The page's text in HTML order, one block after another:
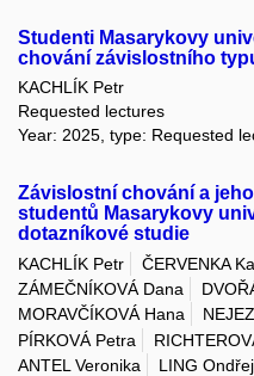
Studenti Masarykovy
chování závislostního
KACHLÍK Petr
Requested lectures
Year: 2025, type: Requested
Závislostní chování a
studentů Masarykovy
dotazníkové studie
KACHLÍK Petr ČERVENKA
ZÁMEČNÍKOVÁ Dana
MORAVČÍKOVÁ Hana
PÍRKOVÁ Petra
ANTEL Veronika
LING Ondřej